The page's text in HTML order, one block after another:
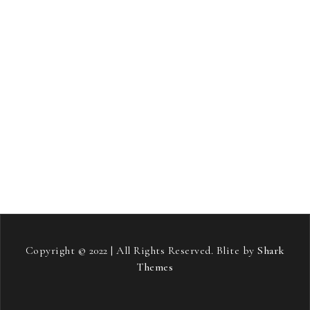
Copyright © 2022 | All Rights Reserved. Blite byShark
Themes